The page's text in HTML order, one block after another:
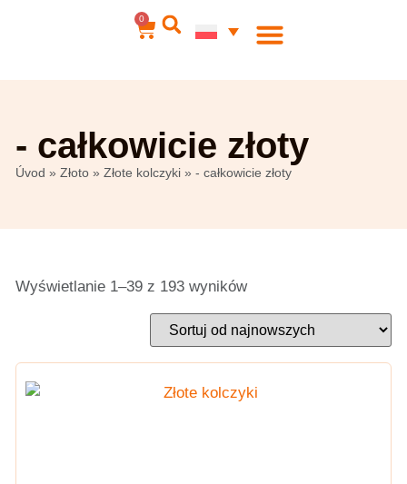
0
- całkowicie złoty
Úvod » Złoto » Złote kolczyki » - całkowicie złoty
Wyświetlanie 1–39 z 193 wyników